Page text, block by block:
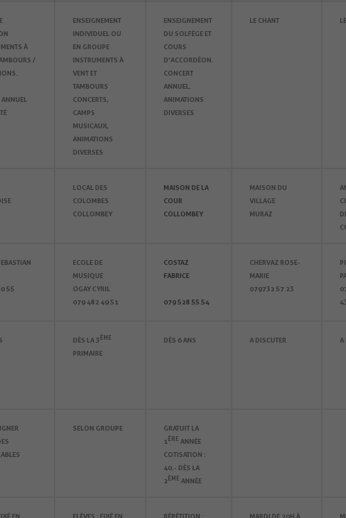
À
/
ENSEIGNEMENT
INDIVIDUEL OU
EN GROUPE
INSTRUMENTS À
VENT ET
TAMBOURS
CONCERTS,
CAMPS
MUSICAUX,
ANIMATIONS
DIVERSES
ENSEIGNEMENT
DU SOLFÈGE ET
COURS
D'ACCORDÉON.
CONCERT
ANNUEL.
ANIMATIONS
DIVERSES
LE CHANT
LOCAL DES
COLOMBES
COLLOMBEY
MAISON DE LA
COUR
COLLOMBEY
MAISON DU
VILLAGE
MURAZ
55
ECOLE DE
MUSIQUE
OGAY CYRIL
079 482 49 51
COSTAZ
FABRICE
079 528 55 54
CHERVAZ ROSE-
MARIE
079 732 57 23
DÈS LA 3 ÈME
PRIMAIRE
DÈS 6 ANS A DISCUTER A
SELON GROUPE
GRATUIT LA
1 ÈRE ANNÉE
COTISATION :
40.- DÈS LA
2 ÈME ANNÉE
EN
ELÈVES : FIXÉ EN
RÉPÉTITION :
MARDI DE 20H À